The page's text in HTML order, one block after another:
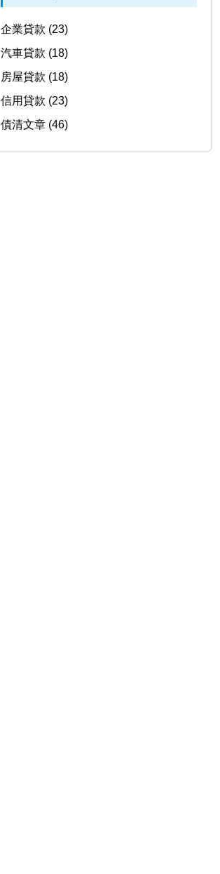
企業貸款 (23)
汽車貸款 (18)
房屋貸款 (18)
信用貸款 (23)
債清文章 (46)